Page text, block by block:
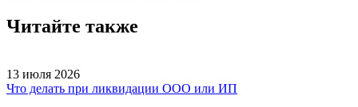
Читайте также
13 июля 2026
Что делать при ликвидации ООО или ИП